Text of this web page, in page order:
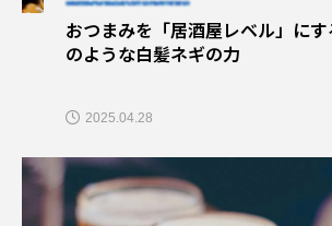
おつまみを「居酒屋レベル」に
のような白髪ネギの力
2025.04.28